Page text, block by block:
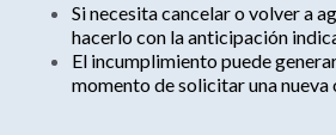
Si necesita cancelar o volver a
hacerlo con la anticipación
El incumplimiento puede
momento de solicitar una nueva